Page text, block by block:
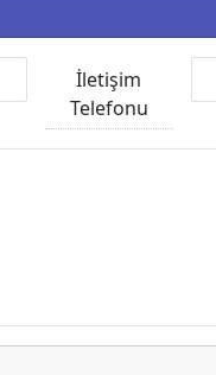
İletişim
Telefonu